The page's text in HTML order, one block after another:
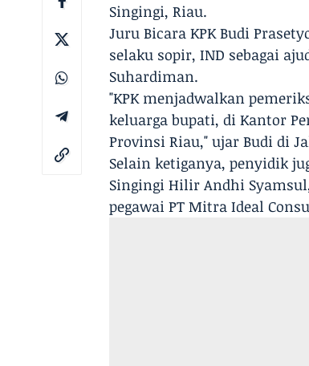
Singingi, Riau.
Juru Bicara KPK Budi
selaku sopir, IND sebagai
Suhardiman.
"KPK menjadwalkan
keluarga bupati, di Kantor
Provinsi Riau," ujar Budi di
Selain ketiganya, penyidik
Singingi Hilir Andhi
pegawai PT Mitra Ideal